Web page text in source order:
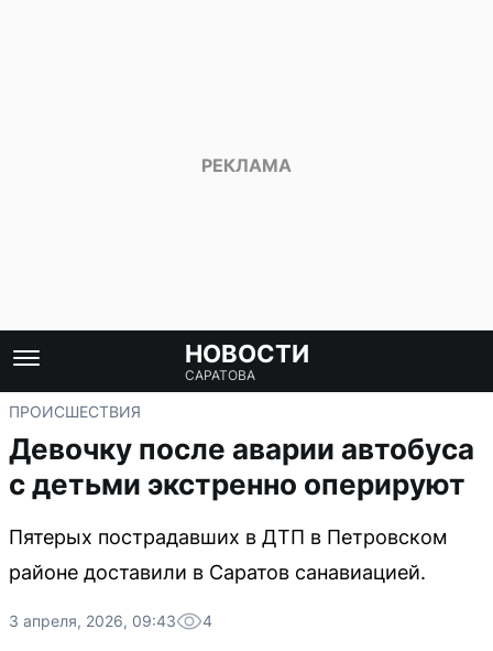
НОВОСТИ
САРАТОВА
ПРОИСШЕСТВИЯ
Девочку после аварии автобуса
с детьми экстренно оперируют
Пятерых пострадавших в ДТП в Петровском
районе доставили в Саратов санавиацией.
3 апреля, 2026, 09:43 4